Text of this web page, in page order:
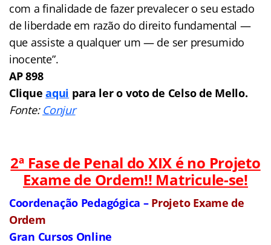
com a finalidade de fazer prevalecer o seu estado
de liberdade em razão do direito fundamental —
que assiste a qualquer um — de ser presumido
inocente”.
AP 898
Cliqueaqui para ler o voto de Celso de Mello.
Fonte: Conjur
2ª Fase de Penal do XIX é no Projeto
Exame de Ordem!! Matricule-se!
Coordenação Pedagógica – Projeto Exame de
Ordem
Gran Cursos Online